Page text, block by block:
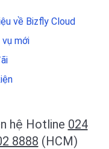
về Bizfly Cloud
vụ mới
hệ Hotline 024
8888 (HCM)